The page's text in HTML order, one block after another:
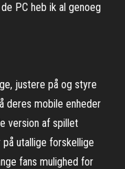
PC heb ik al genoeg
justere på og styre
deres mobile enheder
version af spillet
utallige forskellige
fans mulighed for